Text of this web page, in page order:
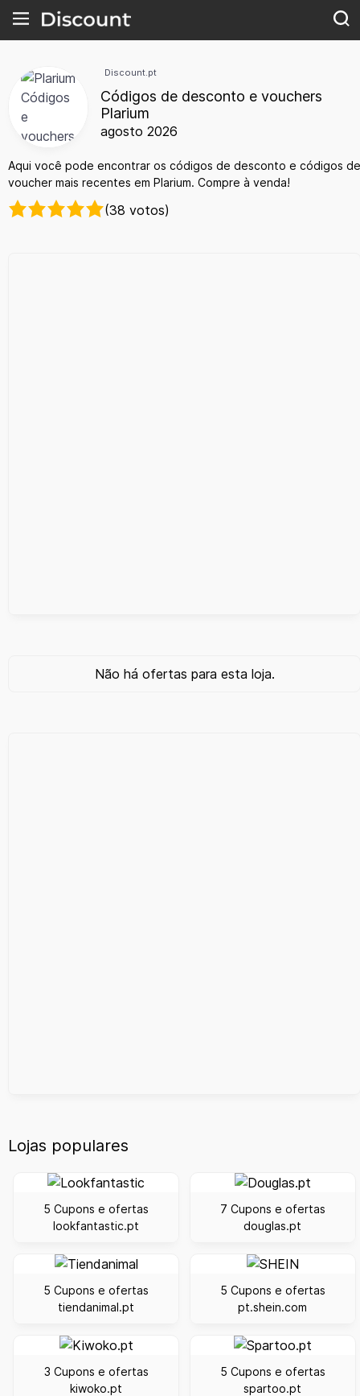
Discount.pt
Códigos de desconto e vouchers
Plarium
agosto 2026
Aqui você pode encontrar os códigos de desconto e códigos de
voucher mais recentes em Plarium. Compre à venda!
(38 votos)
Não há ofertas para esta loja.
Lojas populares
5 Cupons e ofertas
lookfantastic.pt
7 Cupons e ofertas
douglas.pt
5 Cupons e ofertas
tiendanimal.pt
5 Cupons e ofertas
pt.shein.com
3 Cupons e ofertas
kiwoko.pt
5 Cupons e ofertas
spartoo.pt